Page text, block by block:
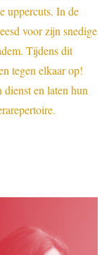
uppercuts. In de
voor zijn snedige
Tijdens dit
tegen elkaar op!
dienst en laten hun